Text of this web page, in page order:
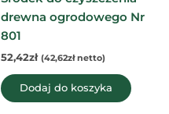
drewna ogrodowego Nr
801
52,42zł (42,62złnetto)
Dodaj do koszyka